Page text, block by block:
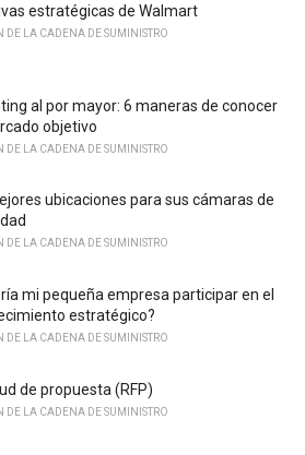
estratégicas de Walmart
DE LA CADENA DE SUMINISTRO
al por mayor: 6 maneras de conocer
objetivo
DE LA CADENA DE SUMINISTRO
ubicaciones para sus cámaras de
DE LA CADENA DE SUMINISTRO
mi pequeña empresa participar en el
estratégico?
DE LA CADENA DE SUMINISTRO
de propuesta (RFP)
DE LA CADENA DE SUMINISTRO